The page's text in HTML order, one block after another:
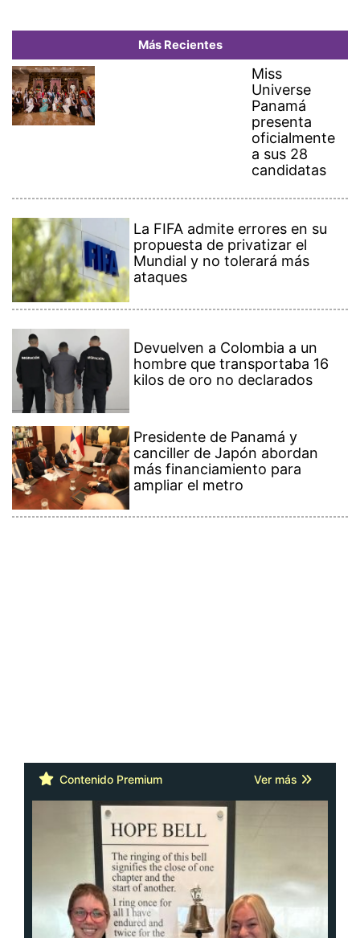
Más Recientes
Miss
Universe
Panamá
presenta
oficialmente
a sus 28
candidatas
La FIFA admite errores en su
propuesta de privatizar el
Mundial y no tolerará más
ataques
Devuelven a Colombia a un
hombre que transportaba 16
kilos de oro no declarados
Presidente de Panamá y
canciller de Japón abordan
más financiamiento para
ampliar el metro
Contenido Premium Ver más